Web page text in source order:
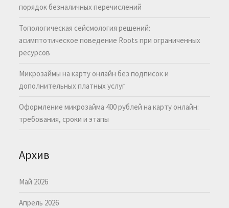
порядок безналичных перечислений
Топологическая сейсмология решений:
асимптотическое поведение Roots при ограниченных
ресурсов
Микрозаймы на карту онлайн без подписок и
дополнительных платных услуг
Оформление микрозайма 400 рублей на карту онлайн:
требования, сроки и этапы
Архив
Май 2026
Апрель 2026